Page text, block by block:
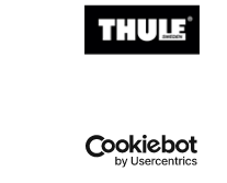
Ⓒ 2026 Thule Group